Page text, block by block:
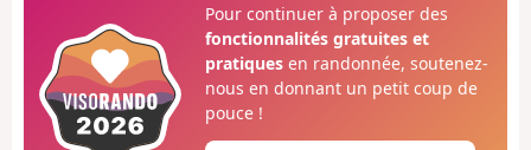
Pour continuer à proposer des
fonctionnalités gratuites et
pratiquesen randonnée, soutenez-
nous en donnant un petit coup de
pouce !